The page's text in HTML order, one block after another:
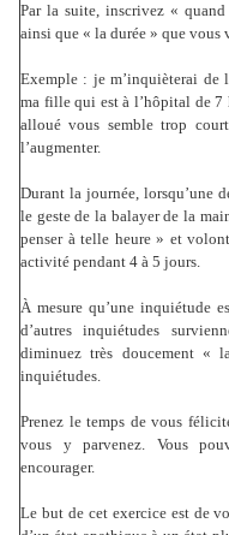
Par la suite, inscrivez «
ainsi que « la durée » que vous
Exemple : je m’inquièterai de
ma fille qui est à l’hôpital de 7
alloué vous semble trop
l’augmenter.
Durant la journée, lorsqu’une
le geste de la balayer de la
penser à telle heure » et
activité pendant 4 à 5 jours.
À mesure qu’une inquiétude
d’autres inquiétudes
diminuez très doucement «
inquiétudes.
Prenez le temps de vous
vous y parvenez. Vous
encourager.
Le but de cet exercice est de